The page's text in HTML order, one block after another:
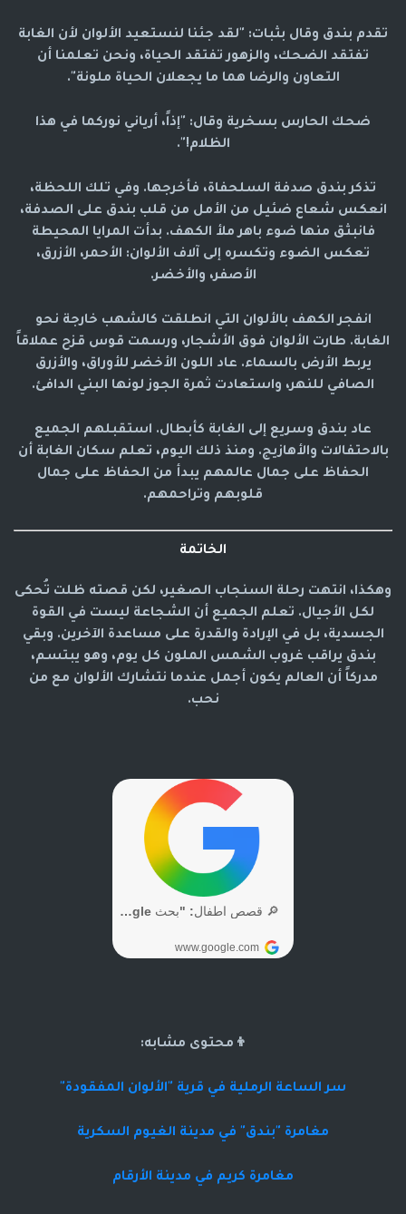
تقدم بندق وقال بثبات: "لقد جئنا لنستعيد الألوان لأن الغابة
تفتقد الضحك، والزهور تفتقد الحياة، ونحن تعلمنا أن
التعاون والرضا هما ما يجعلان الحياة ملونة".
ضحك الحارس بسخرية وقال: "إذاً، أرياني نوركما في هذا
الظلام!".
تذكر بندق صدفة السلحفاة، فأخرجها. وفي تلك اللحظة،
انعكس شعاع ضئيل من الأمل من قلب بندق على الصدفة،
فانبثق منها ضوء باهر ملأ الكهف. بدأت المرايا المحيطة
تعكس الضوء وتكسره إلى آلاف الألوان: الأحمر، الأزرق،
الأصفر، والأخضر.
انفجر الكهف بالألوان التي انطلقت كالشهب خارجة نحو
الغابة. طارت الألوان فوق الأشجار، ورسمت قوس قزح عملاقاً
يربط الأرض بالسماء. عاد اللون الأخضر للأوراق، والأزرق
الصافي للنهر، واستعادت ثمرة الجوز لونها البني الدافئ.
عاد بندق وسريع إلى الغابة كأبطال. استقبلهم الجميع
بالاحتفالات والأهازيج. ومنذ ذلك اليوم، تعلم سكان الغابة أن
الحفاظ على جمال عالمهم يبدأ من الحفاظ على جمال
قلوبهم وتراحمهم.
الخاتمة
وهكذا، انتهت رحلة السنجاب الصغير، لكن قصته ظلت تُحكى
لكل الأجيال. تعلم الجميع أن الشجاعة ليست في القوة
الجسدية، بل في الإرادة والقدرة على مساعدة الآخرين. وبقي
بندق يراقب غروب الشمس الملون كل يوم، وهو يبتسم،
مدركاً أن العالم يكون أجمل عندما نتشارك الألوان مع من
نحب.
👦محتوى مشابه:
سر الساعة الرملية في قرية "الألوان المفقودة"
مغامرة "بندق" في مدينة الغيوم السكرية
مغامرة كريم في مدينة الأرقام